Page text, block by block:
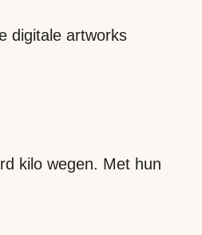
digitale artworks
kilo wegen. Met hun